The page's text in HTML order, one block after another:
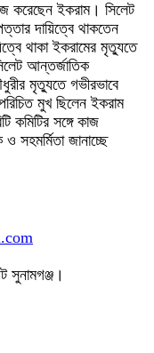
করেছেন ইকরাম। সিলেট
দায়িত্বে থাকতেন
থাকা ইকরামের মৃত্যুতে
আন্তর্জাতিক
মৃত্যুতে গভীরভাবে
মুখ ছিলেন ইকরাম
কমিটির সঙ্গে কাজ
সহমর্মিতা জানাচ্ছে
সুনামগঞ্জ।